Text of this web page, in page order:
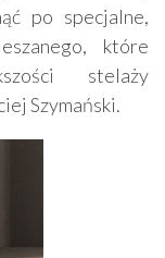
po specjalne,
które
stelaży
Szymański.